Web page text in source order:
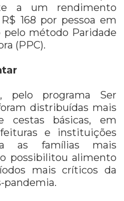
a um rendimento
168 por pessoa em
pelo método Paridade
(PPC).
pelo programa Ser
distribuídas mais
cestas básicas, em
e instituições
as famílias mais
possibilitou alimento
mais críticos da
pandemia.